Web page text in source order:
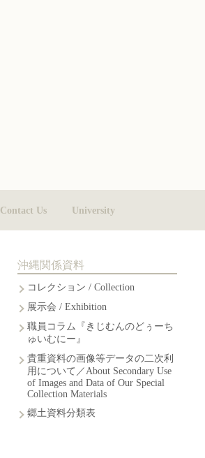
Contact Us University
沖縄関係資料
コレクション / Collection
展示会 / Exhibition
職員コラム『きじむんのどぅーち
ゅいむにー』
貴重資料の画像等データの二次利
用について／About Secondary Use
of Images and Data of Our Special
Collection Materials
郷土資料分類表